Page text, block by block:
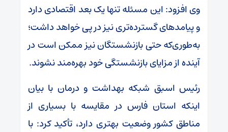
وی افزود: این مسئله تنها یک بعد اقتصادی دارد
و پیامدهای گسترده‌تری نیز در پی خواهد داشت؛
به‌طوری‌که حتی بازنشستگان نیز ممکن است در
آینده از مزایای بازنشستگی خود بهره‌مند نشوند.
رئیس اسبق شبکه بهداشت و درمان با بیان
اینکه استان فارس در مقایسه با بسیاری از
مناطق کشور وضعیت بهتری دارد، تأکید کرد: با